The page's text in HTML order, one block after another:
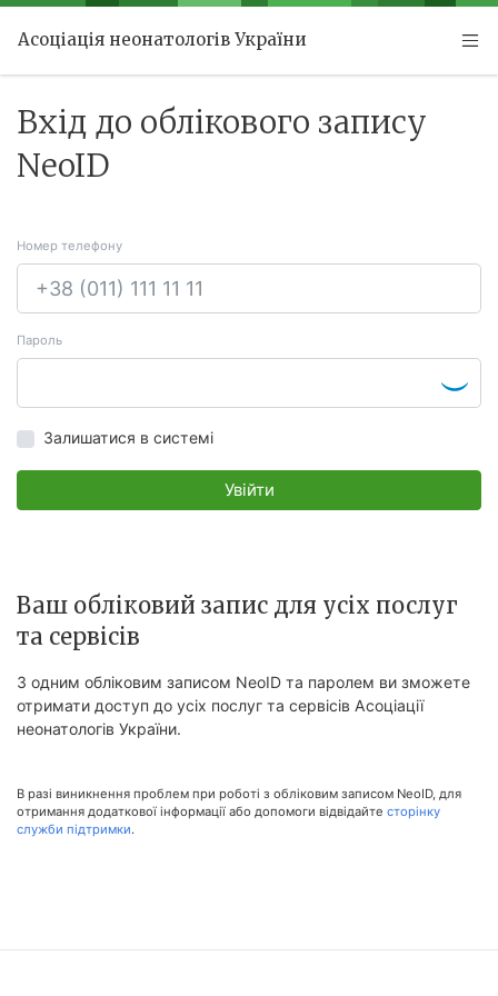
Асоціація неонатологів України
Вхід до облікового запису
NeoID
Номер телефону
Пароль
Залишатися в системі
Увійти
Ваш обліковий запис для усіх послуг
та сервісів
З одним обліковим записом NeoID та паролем ви зможете
отримати доступ до усіх послуг та сервісів Асоціації
неонатологів України.
В разі виникнення проблем при роботі з обліковим записом NeoID, для
отримання додаткової інформації або допомоги відвідайте сторінку
служби підтримки.